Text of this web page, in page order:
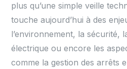
plus qu’une simple veille
touche aujourd’hui à des
l’environnement, la sécurité,
électrique ou encore les
comme la gestion des arrêts